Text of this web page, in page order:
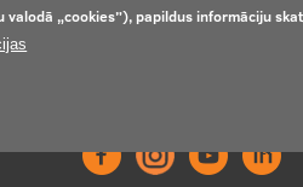
valodā „cookies”), papildus informāciju